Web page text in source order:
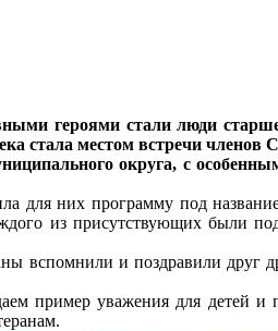
героями стали люди
стала местом встречи членов
округа, с
для них программу под
из присутствующих были
вспомнили и поздравили
пример уважения для детей и